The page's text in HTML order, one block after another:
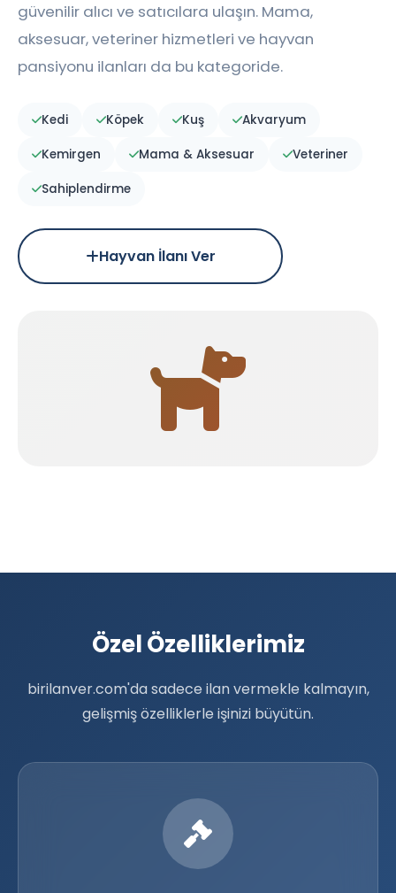
güvenilir alıcı ve satıcılara ulaşın. Mama,
aksesuar, veteriner hizmetleri ve hayvan
pansiyonu ilanları da bu kategoride.
Kedi Köpek Kuş Akvaryum
Kemirgen Mama & Aksesuar Veteriner
Sahiplendirme
Hayvan İlanı Ver
Özel Özelliklerimiz
birilanver.com'da sadece ilan vermekle kalmayın,
gelişmiş özelliklerle işinizi büyütün.